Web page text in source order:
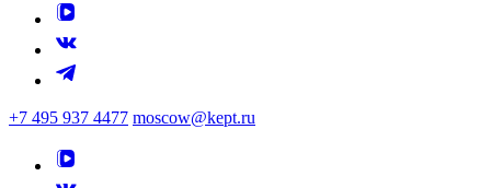
+7 495 937 4477 moscow@kept.ru